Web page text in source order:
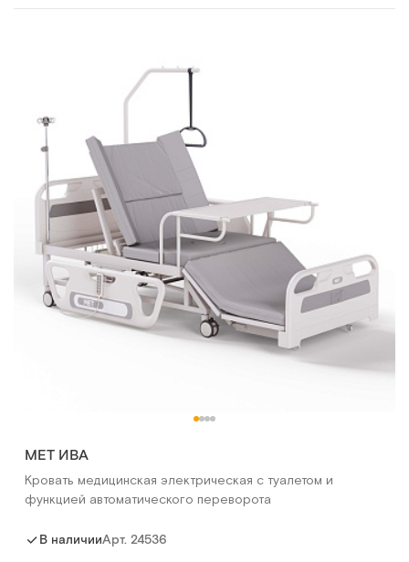
МЕТ ИВА
Кровать медицинская электрическая с туалетом и
функцией автоматического переворота
В наличииАрт. 24536